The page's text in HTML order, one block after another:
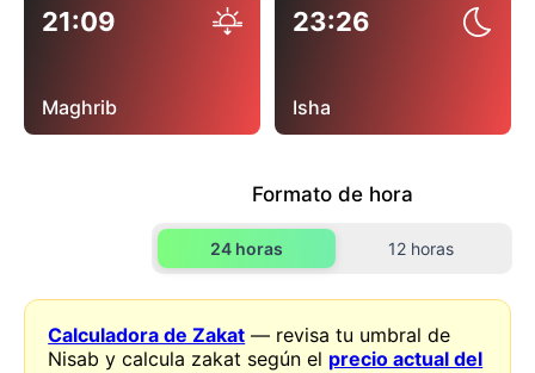
21:09
Maghrib
23:26
Isha
Formato de hora
24 horas 12 horas
Calculadora de Zakat — revisa tu umbral de
Nisab y calcula zakat según el precio actual del